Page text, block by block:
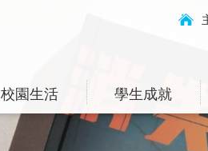
校園生活 學生成就